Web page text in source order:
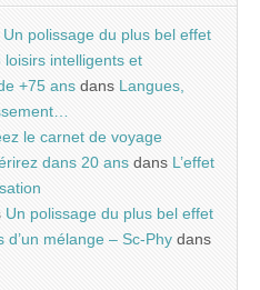
Un polissage du plus bel effet
loisirs intelligents et
+75 ans dans Langues,
le carnet de voyage
dans 20 ans dans L’effet
Un polissage du plus bel effet
mélange – Sc-Phy dans